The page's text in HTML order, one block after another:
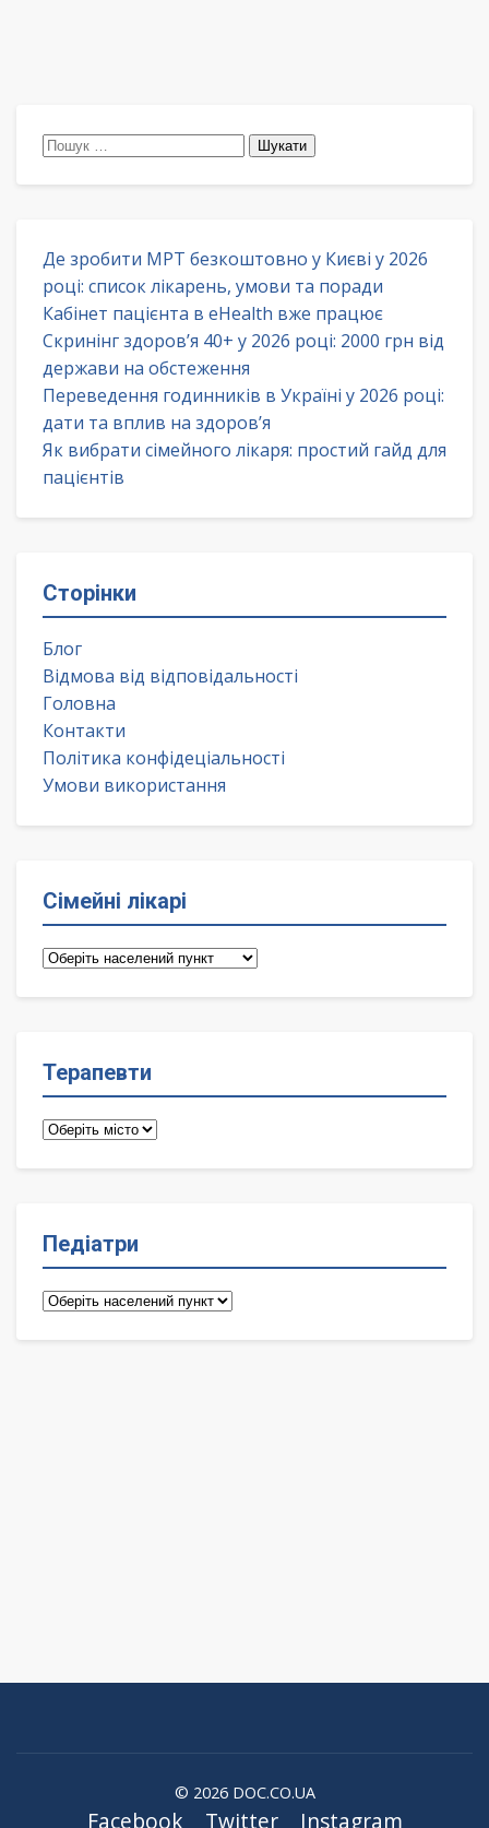
Пошук:
Де зробити МРТ безкоштовно у Києві у 2026
році: список лікарень, умови та поради
Кабінет пацієнта в eHealth вже працює
Скринінг здоров’я 40+ у 2026 році: 2000 грн від
держави на обстеження
Переведення годинників в Україні у 2026 році:
дати та вплив на здоров’я
Як вибрати сімейного лікаря: простий гайд для
пацієнтів
Сторінки
Блог
Відмова від відповідальності
Головна
Контакти
Політика конфідеціальності
Умови використання
Сімейні лікарі
Сімейні
Терапевти
Терапевти
Педіатри
Педіатри
© 2026 DOC.CO.UA
Facebook Twitter Instagram